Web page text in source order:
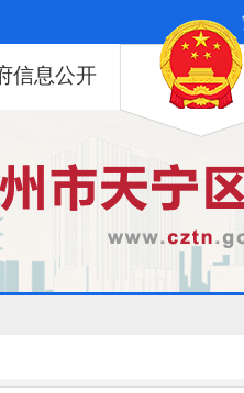
信息公开